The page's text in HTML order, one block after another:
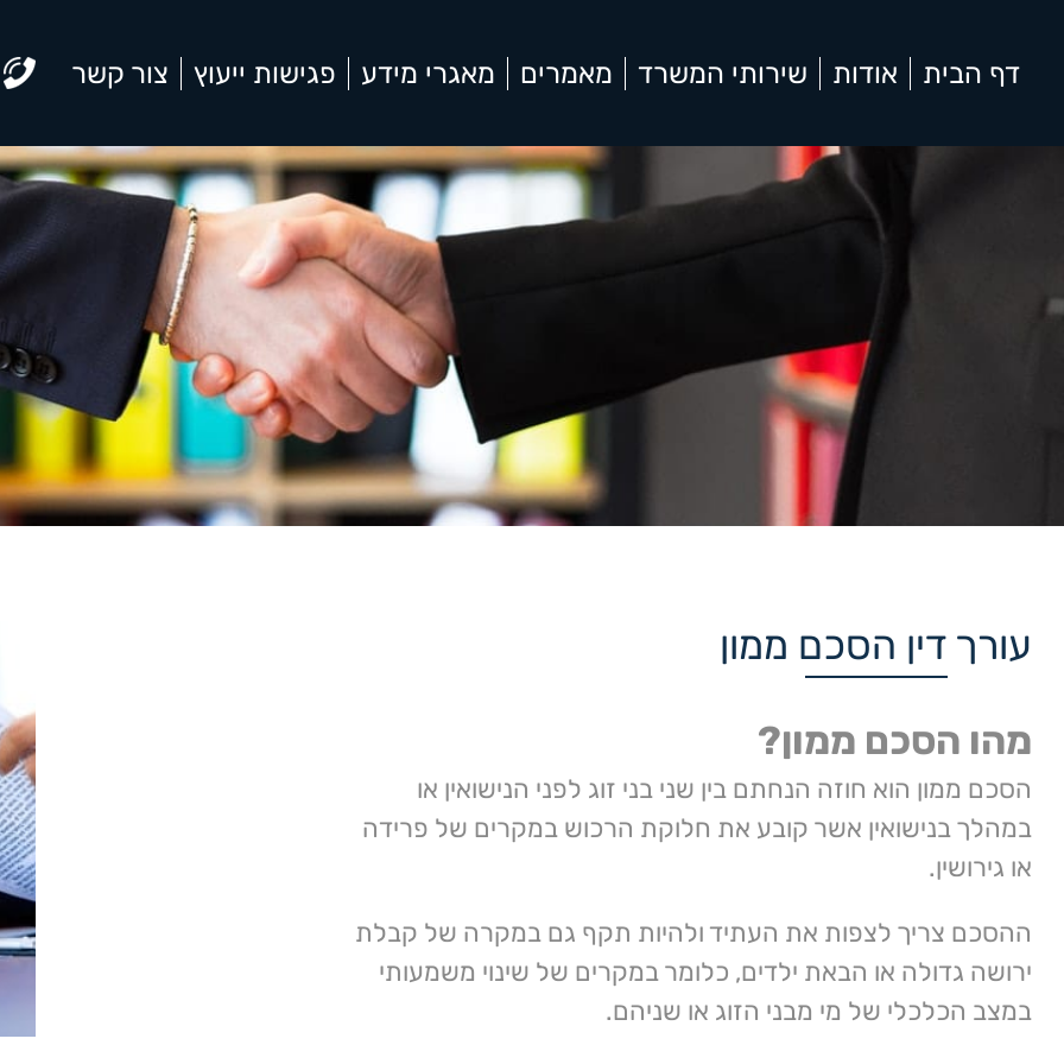
דף הבית אודות שירותי המשרד מאמרים מאגרי מידע פגישות ייעוץ צור קשר
עורך דין הסכם ממון
מהו הסכם ממון?
הסכם ממון הוא חוזה הנחתם בין שני בני זוג לפני הנישואין או
במהלך בנישואין אשר קובע את חלוקת הרכוש במקרים של פרידה
או גירושין.
ההסכם צריך לצפות את העתיד ולהיות תקף גם במקרה של קבלת
ירושה גדולה או הבאת ילדים, כלומר במקרים של שינוי משמעותי
במצב הכלכלי של מי מבני הזוג או שניהם.